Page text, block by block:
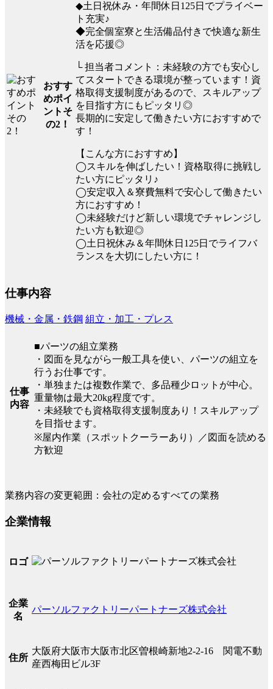
おすす
めポイ
ントそ
の2！
◆土日祝休み・年間休日125日でプライベー
ト充実♪
◆完全個室寮と生活備品付きで快適な新生
活を応援◎
└ 担当者コメント：未経験の方でも安心し
てスタートできる環境が整っています！資
格取得支援制度があるので、スキルアップ
を目指す方にもピッタリ◎
長期的に安定して働きたい方におすすめで
す！
【こんな方におすすめ】
◯スキルを伸ばしたい！資格取得に挑戦し
たい方にピッタリ♪
◯安定収入＆寮費無料で安心して働きたい
方におすすめ！
◯未経験だけど新しい環境でチャレンジし
たい方も歓迎◎
◯土日祝休み＆年間休日125日でライフバ
ランスを大切にしたい方に！
仕事内容
機械・金属・鉄鋼 組立・加工・プレス
仕事
内容
■パーツの組立業務
・図面を見ながら一般工具を使い、パーツの組立を
行うお仕事です。
・単独または複数作業で、多品種少ロットが中心。
重量物は最大20kg程度です。
・未経験でも資格取得支援制度あり！スキルアップ
を目指せます。
※屋内作業（スポットクーラーあり）／図面を読める
方歓迎
業務内容の変更範囲：会社の定めるすべての業務
企業情報
ロゴ
企業
名
パーソルファクトリーパートナーズ株式会社
住所
大阪府大阪市大阪市北区曽根崎新地2-2-16 関電不動
産西梅田ビル3F